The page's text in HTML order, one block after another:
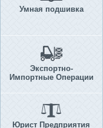
Умная подшивка
Экспортно-
Импортные Операции
Юрист Предприятия